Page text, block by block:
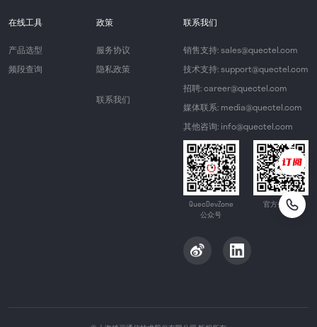
在线工具
产品选型
频段查询
政策
服务协议
隐私政策
联系我们
联系我们
销售支持: sales@quectel.com
技术支持: support@quectel.com
招聘: career@quectel.com
媒体联系: media@quectel.com
其他咨询: info@quectel.com
QuecDevZone
公众号
官方公众号